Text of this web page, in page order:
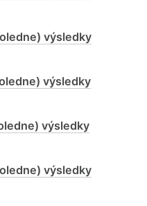
výsledky
výsledky
výsledky
výsledky